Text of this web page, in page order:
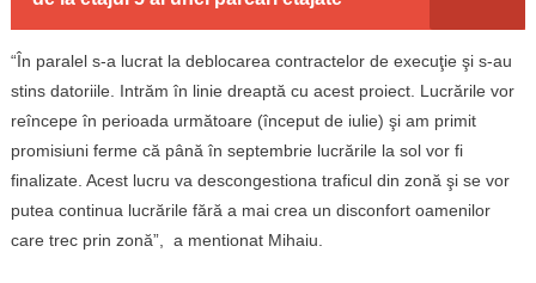
“În paralel s-a lucrat la deblocarea contractelor de execuţie şi s-au
stins datoriile. Intrăm în linie dreaptă cu acest proiect. Lucrările vor
reîncepe în perioada următoare (început de iulie) şi am primit
promisiuni ferme că până în septembrie lucrările la sol vor fi
finalizate. Acest lucru va descongestiona traficul din zonă şi se vor
putea continua lucrările fără a mai crea un disconfort oamenilor
care trec prin zonă”, a mentionat Mihaiu.